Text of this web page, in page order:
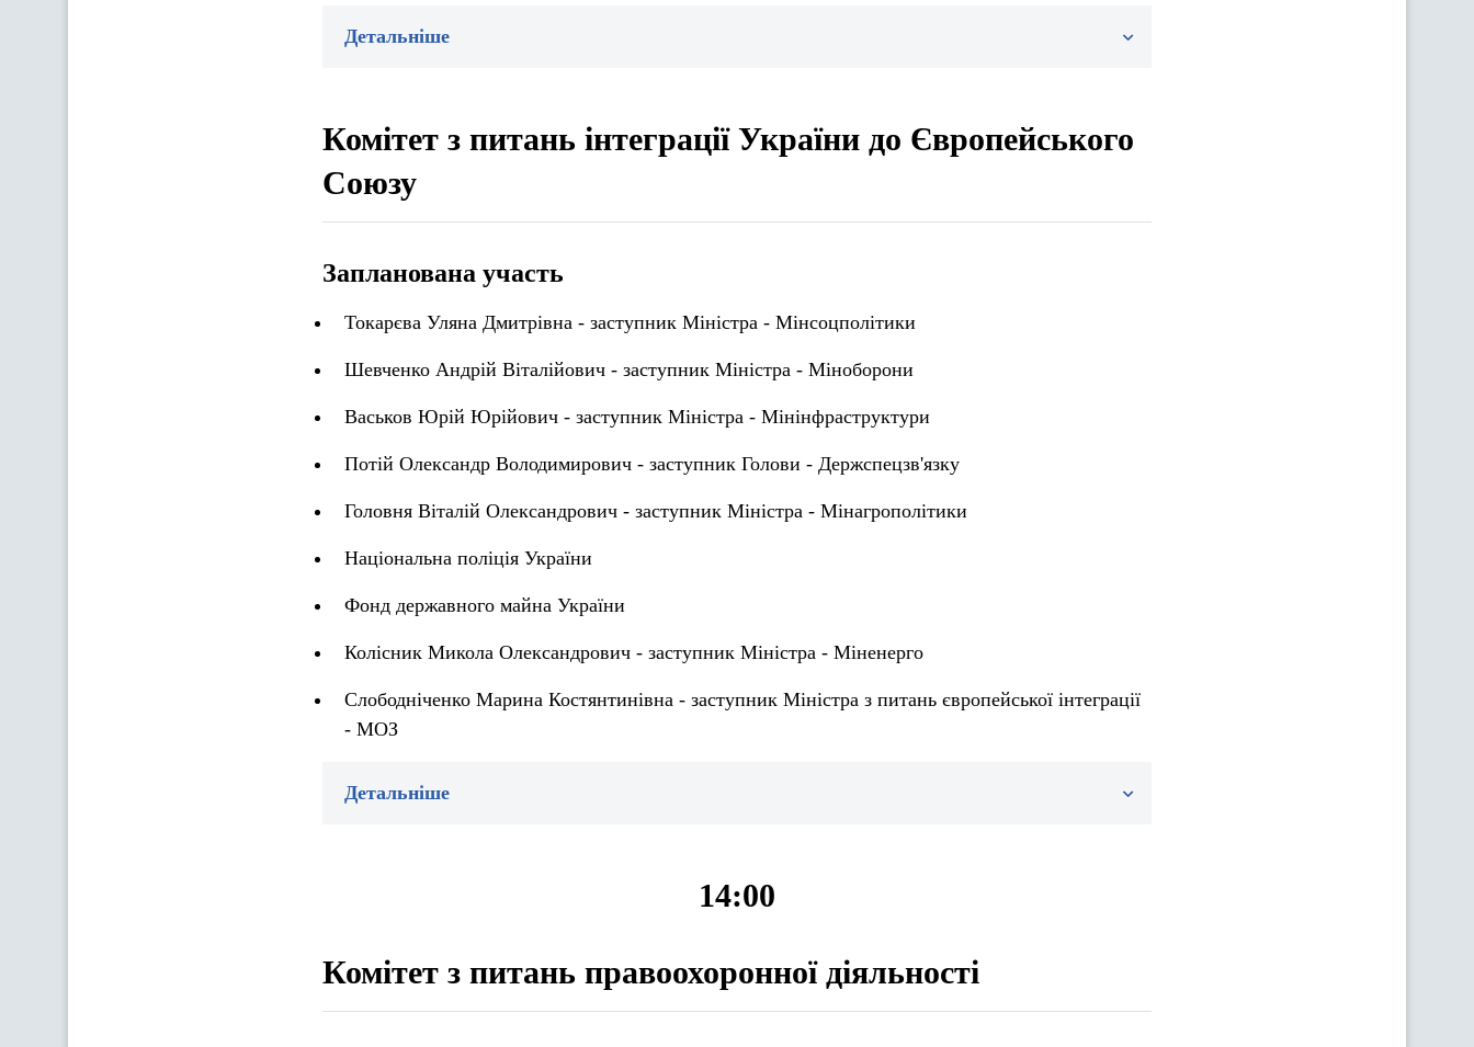
Детальніше
Комітет з питань інтеграції України до Європейського
Союзу
Запланована участь
Токарєва Уляна Дмитрівна - заступник Міністра - Мінсоцполітики
Шевченко Андрій Віталійович - заступник Міністра - Міноборони
Васьков Юрій Юрійович - заступник Міністра - Мінінфраструктури
Потій Олександр Володимирович - заступник Голови - Держспецзв'язку
Головня Віталій Олександрович - заступник Міністра - Мінагрополітики
Національна поліція України
Фонд державного майна України
Колісник Микола Олександрович - заступник Міністра - Міненерго
Слободніченко Марина Костянтинівна - заступник Міністра з питань європейської інтеграції
- МОЗ
Детальніше
14:00
Комітет з питань правоохоронної діяльності